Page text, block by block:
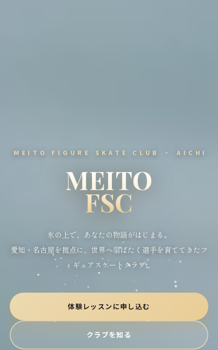
MEITO FIGURE SKATE CLUB ・ AICHI
MEITO
FSC
氷の上で、あなたの物語がはじまる。
愛知・名古屋を拠点に、世界へ羽ばたく選手を育ててきたフ
ィギュアスケートクラブ。
体験レッスンに申し込む
クラブを知る